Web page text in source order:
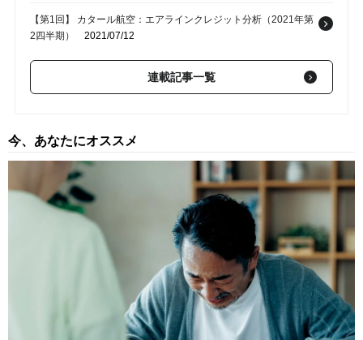
【第1回】 カタール航空：エアラインクレジット分析（2021年第
2四半期）
2021/07/12
連載記事一覧
今、あなたにオススメ